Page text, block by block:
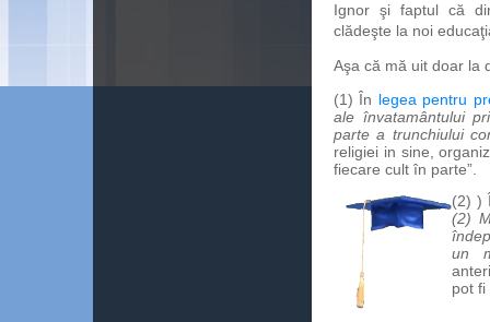
Ignor şi faptul că
clădeşte la noi
Aşa că mă uit doar la
(1) În legea pentru
ale învatamântului
parte a trunchiului
religiei in sine,
fiecare cult în parte”.
(2) )
(2)
un
pot fi